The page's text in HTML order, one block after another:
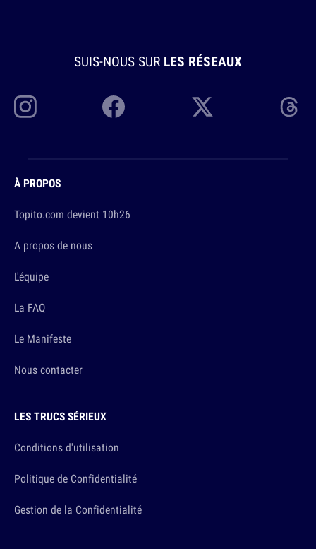
SUIS-NOUS SUR LES RÉSEAUX
À PROPOS
Topito.com devient 10h26
A propos de nous
L'équipe
La FAQ
Le Manifeste
Nous contacter
LES TRUCS SÉRIEUX
Conditions d'utilisation
Politique de Confidentialité
Gestion de la Confidentialité